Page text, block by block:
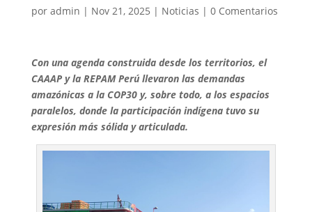
por admin | Nov 21, 2025 | Noticias | 0 Comentarios
Con una agenda construida desde los territorios, el
CAAAP y la REPAM Perú llevaron las demandas
amazónicas a la COP30 y, sobre todo, a los espacios
paralelos, donde la participación indígena tuvo su
expresión más sólida y articulada.